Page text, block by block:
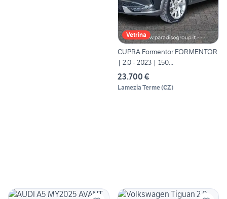
Vetrina
CUPRA Formentor FORMENTOR
| 2.0 - 2023 | 150...
23.700 €
Lamezia Terme(CZ)